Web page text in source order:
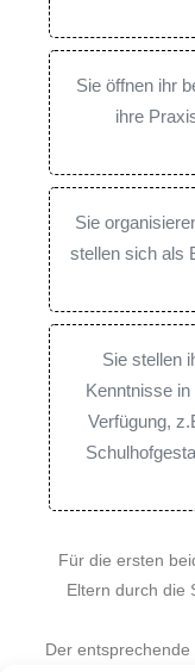
Sie öffnen ihr
ihre
Sie
stellen sich als
Sie stellen
Kenntnisse
Verfügung,
Für die ersten
Eltern durch die
Der